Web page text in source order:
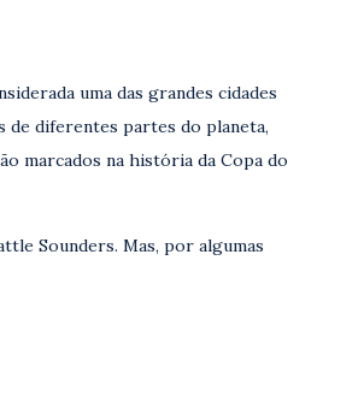
uma das grandes cidades
de diferentes partes do planeta,
marcados na história da Copa do
Sounders. Mas, por algumas